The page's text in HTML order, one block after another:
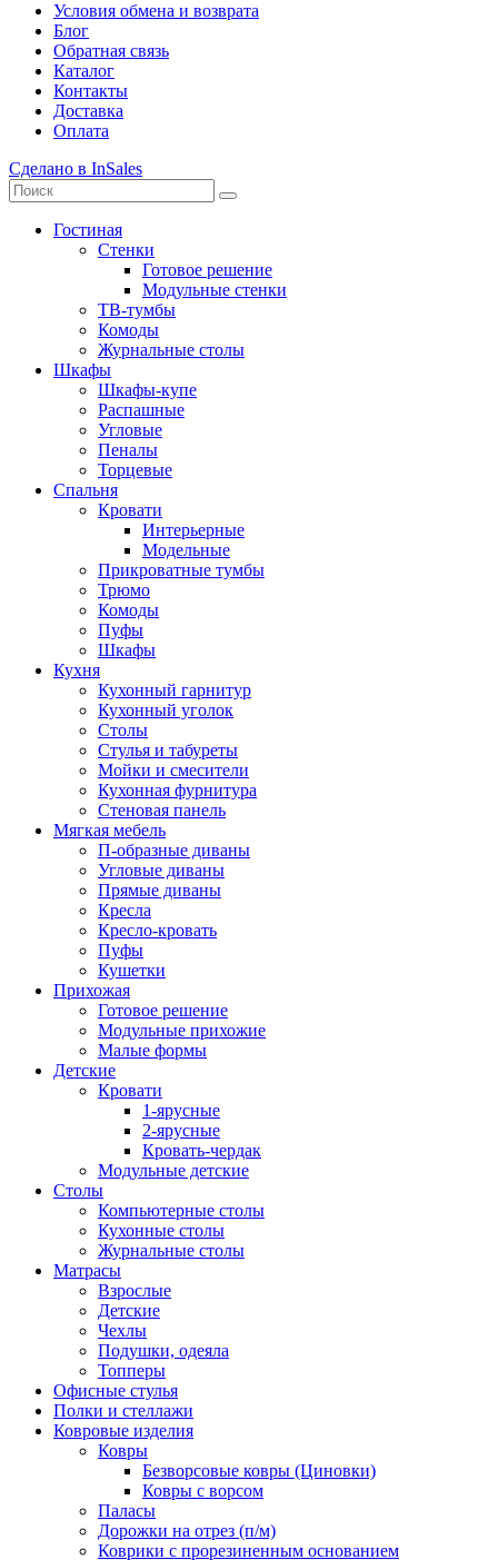
Условия обмена и возврата
Блог
Обратная связь
Каталог
Контакты
Доставка
Оплата
Сделано в InSales
Гостиная
Стенки
Готовое решение
Модульные стенки
ТВ-тумбы
Комоды
Журнальные столы
Шкафы
Шкафы-купе
Распашные
Угловые
Пеналы
Торцевые
Спальня
Кровати
Интерьерные
Модельные
Прикроватные тумбы
Трюмо
Комоды
Пуфы
Шкафы
Кухня
Кухонный гарнитур
Кухонный уголок
Столы
Стулья и табуреты
Мойки и смесители
Кухонная фурнитура
Стеновая панель
Мягкая мебель
П-образные диваны
Угловые диваны
Прямые диваны
Кресла
Кресло-кровать
Пуфы
Кушетки
Прихожая
Готовое решение
Модульные прихожие
Малые формы
Детские
Кровати
1-ярусные
2-ярусные
Кровать-чердак
Модульные детские
Столы
Компьютерные столы
Кухонные столы
Журнальные столы
Матрасы
Взрослые
Детские
Чехлы
Подушки, одеяла
Топперы
Офисные стулья
Полки и стеллажи
Ковровые изделия
Ковры
Безворсовые ковры (Циновки)
Ковры с ворсом
Паласы
Дорожки на отрез (п/м)
Коврики с прорезиненным основанием